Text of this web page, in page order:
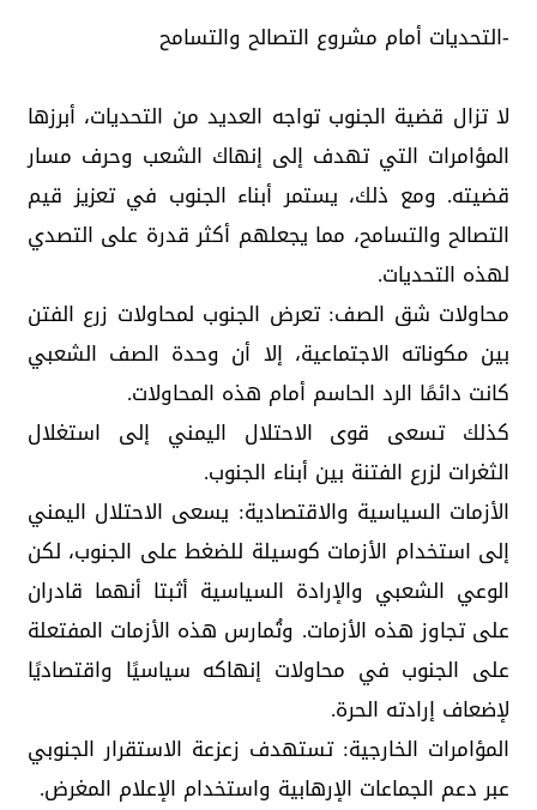
-التحديات أمام مشروع التصالح والتسامح
لا تزال قضية الجنوب تواجه العديد من التحديات، أبرزها
المؤامرات التي تهدف إلى إنهاك الشعب وحرف مسار
قضيته. ومع ذلك، يستمر أبناء الجنوب في تعزيز قيم
التصالح والتسامح، مما يجعلهم أكثر قدرة على التصدي
لهذه التحديات.
محاولات شق الصف: تعرض الجنوب لمحاولات زرع الفتن
بين مكوناته الاجتماعية، إلا أن وحدة الصف الشعبي
كانت دائمًا الرد الحاسم أمام هذه المحاولات.
كذلك تسعى قوى الاحتلال اليمني إلى استغلال
الثغرات لزرع الفتنة بين أبناء الجنوب.
الأزمات السياسية والاقتصادية: يسعى الاحتلال اليمني
إلى استخدام الأزمات كوسيلة للضغط على الجنوب، لكن
الوعي الشعبي والإرادة السياسية أثبتا أنهما قادران
على تجاوز هذه الأزمات. وتُمارس هذه الأزمات المفتعلة
على الجنوب في محاولات إنهاكه سياسيًا واقتصاديًا
لإضعاف إرادته الحرة.
المؤامرات الخارجية: تستهدف زعزعة الاستقرار الجنوبي
عبر دعم الجماعات الإرهابية واستخدام الإعلام المغرض.